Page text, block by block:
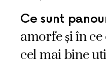
Ce sunt
amorfe și în
cel mai bine